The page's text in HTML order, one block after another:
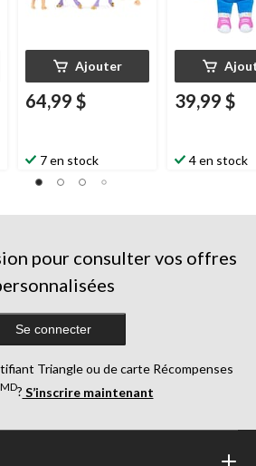
Ajouter
64,99 $
7 en stock
39,99 $
4 en stock
pour consulter vos offres
Se connecter
Triangle ou de carte Récompenses
MD? S’inscrire maintenant